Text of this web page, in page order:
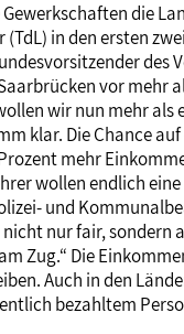
die
in den ersten
des
vor mehr
wir nun mehr als
klar. Die Chance
mehr
wollen endlich
und
nur fair,
Zug.“ Die
Auch in den
bezahltem